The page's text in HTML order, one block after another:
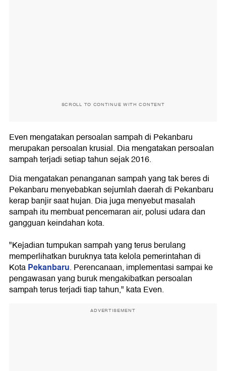
SCROLL TO CONTINUE WITH CONTENT
Even mengatakan persoalan sampah di Pekanbaru
merupakan persoalan krusial. Dia mengatakan persoalan
sampah terjadi setiap tahun sejak 2016.
Dia mengatakan penanganan sampah yang tak beres di
Pekanbaru menyebabkan sejumlah daerah di Pekanbaru
kerap banjir saat hujan. Dia juga menyebut masalah
sampah itu membuat pencemaran air, polusi udara dan
gangguan keindahan kota.
"Kejadian tumpukan sampah yang terus berulang
memperlihatkan buruknya tata kelola pemerintahan di
KotaPekanbaru. Perencanaan, implementasi sampai ke
pengawasan yang buruk mengakibatkan persoalan
sampah terus terjadi tiap tahun," kata Even.
ADVERTISEMENT